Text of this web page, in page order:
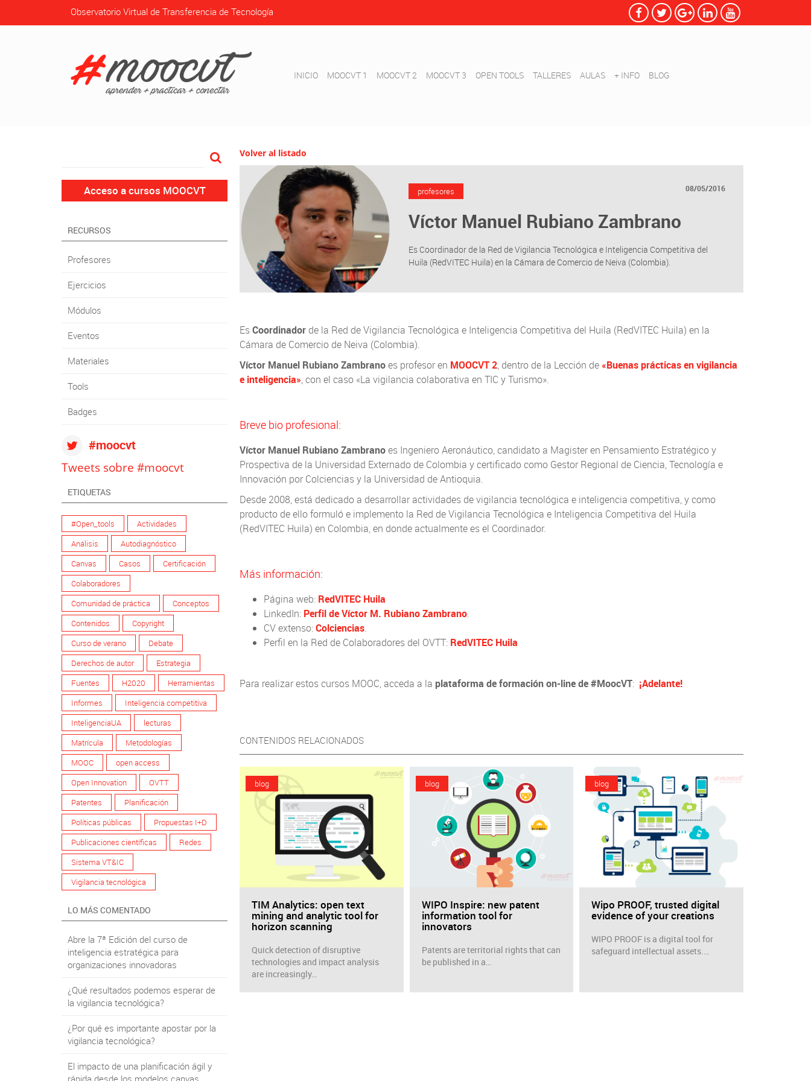
Observatorio Virtual de Transferencia de Tecnología
INICIO MOOCVT 1 MOOCVT 2 MOOCVT 3 OPEN TOOLS TALLERES AULAS + INFO BLOG
Acceso a cursos MOOCVT
RECURSOS
Profesores
Ejercicios
Módulos
Eventos
Materiales
Tools
Badges
#moocvt
Tweets sobre #moocvt
ETIQUETAS
#Open_tools
Actividades
Análisis
Autodiagnóstico
Canvas
Casos
Certificación
Colaboradores
Comunidad de práctica
Conceptos
Contenidos
Copyright
Curso de verano
Debate
Derechos de autor
Estrategia
Fuentes
H2020
Herramientas
Informes
Inteligencia competitiva
InteligenciaUA
lecturas
Matrícula
Metodologías
MOOC
open access
Open Innovation
OVTT
Patentes
Planificación
Políticas públicas
Propuestas I+D
Publicaciones científicas
Redes
Sistema VT&IC
Vigilancia tecnológica
LO MÁS COMENTADO
Abre la 7ª Edición del curso de
inteligencia estratégica para
organizaciones innovadoras
¿Qué resultados podemos esperar de
la vigilancia tecnológica?
¿Por qué es importante apostar por la
vigilancia tecnológica?
El impacto de una planificación ágil y
rápida desde los modelos canvas
Volver al listado
profesores 08/05/2016
Víctor Manuel Rubiano Zambrano
Es Coordinador de la Red de Vigilancia Tecnológica e Inteligencia Competitiva del
Huila (RedVITEC Huila) en la Cámara de Comercio de Neiva (Colombia).
EsCoordinador de la Red de Vigilancia Tecnológica e Inteligencia Competitiva del Huila (RedVITEC Huila) en la
Cámara de Comercio de Neiva (Colombia).
Víctor Manuel Rubiano Zambranoes profesor en MOOCVT 2, dentro de la Lección de «Buenas prácticas en vigilancia
e inteligencia», con el caso «La vigilancia colaborativa en TIC y Turismo».
Breve bio profesional:
Víctor Manuel Rubiano Zambranoes Ingeniero Aeronáutico, candidato a Magister en Pensamiento Estratégico y
Prospectiva de la Universidad Externado de Colombia y certificado como Gestor Regional de Ciencia, Tecnología e
Innovación por Colciencias y la Universidad de Antioquia.
Desde 2008, está dedicado a desarrollar actividades de vigilancia tecnológica e inteligencia competitiva, y como
producto de ello formuló e implemento la Red de Vigilancia Tecnológica e Inteligencia Competitiva del Huila
(RedVITEC Huila) en Colombia, en donde actualmente es el Coordinador.
Más información:
Página web: RedVITEC Huila
LinkedIn: Perfil de Víctor M. Rubiano Zambrano.
CV extenso:Colciencias.
Perfil en la Red de Colaboradores del OVTT: RedVITEC Huila
Para realizar estos cursos MOOC, acceda a la plataforma de formación on-line de #MoocVT: ¡Adelante!
CONTENIDOS RELACIONADOS
blog
TIM Analytics: open text
mining and analytic tool for
horizon scanning
Quick detection of disruptive
technologies and impact analysis
are increasingly…
blog
WIPO Inspire: new patent
information tool for
innovators
Patents are territorial rights that can
be published in a…
blog
Wipo PROOF, trusted digital
evidence of your creations
WIPO PROOF is a digital tool for
safeguard intellectual assets.…